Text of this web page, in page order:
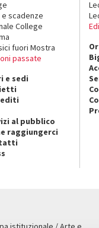
e scadenze
College
fuori Mostra
passate
e sedi
al pubblico
raggiungerci